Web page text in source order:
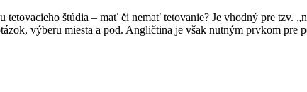
štúdia – mať či nemať tetovanie? Je vhodný pre tzv.
výberu miesta a pod. Angličtina je však nutným prvkom pre